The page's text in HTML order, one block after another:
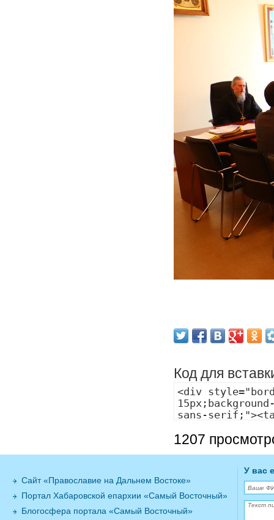
Код для
1207
Сайт «Православие на Дальнем Востоке»
Портал Хабаровской епархии «Самый Восточный»
Блогосфера портала «Самый Восточный»
У вас